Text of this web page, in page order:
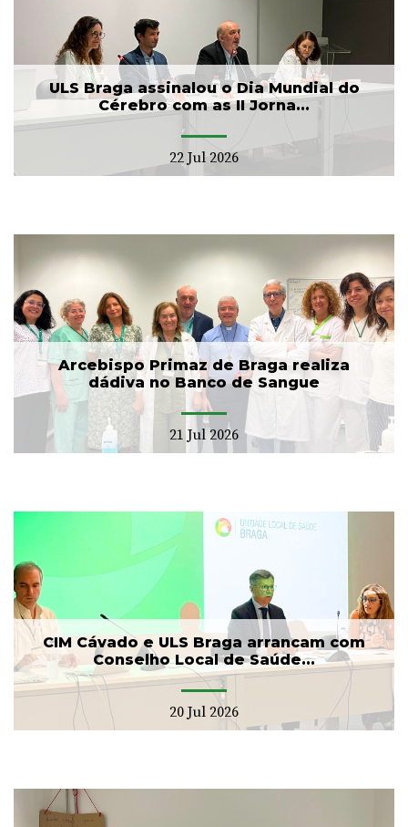
ULS Braga assinalou o Dia Mundial do
Cérebro com as II Jorna...
22 Jul 2026
Arcebispo Primaz de Braga realiza
dádiva no Banco de Sangue
21 Jul 2026
CIM Cávado e ULS Braga arrancam com
Conselho Local de Saúde...
20 Jul 2026